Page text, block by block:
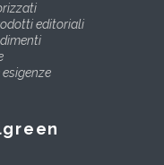
editoriali